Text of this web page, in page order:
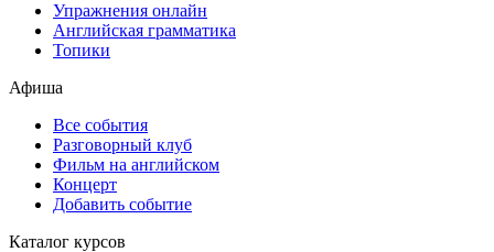
Упражнения онлайн
Английская грамматика
Топики
Афиша
Все события
Разговорный клуб
Фильм на английском
Концерт
Добавить событие
Каталог курсов